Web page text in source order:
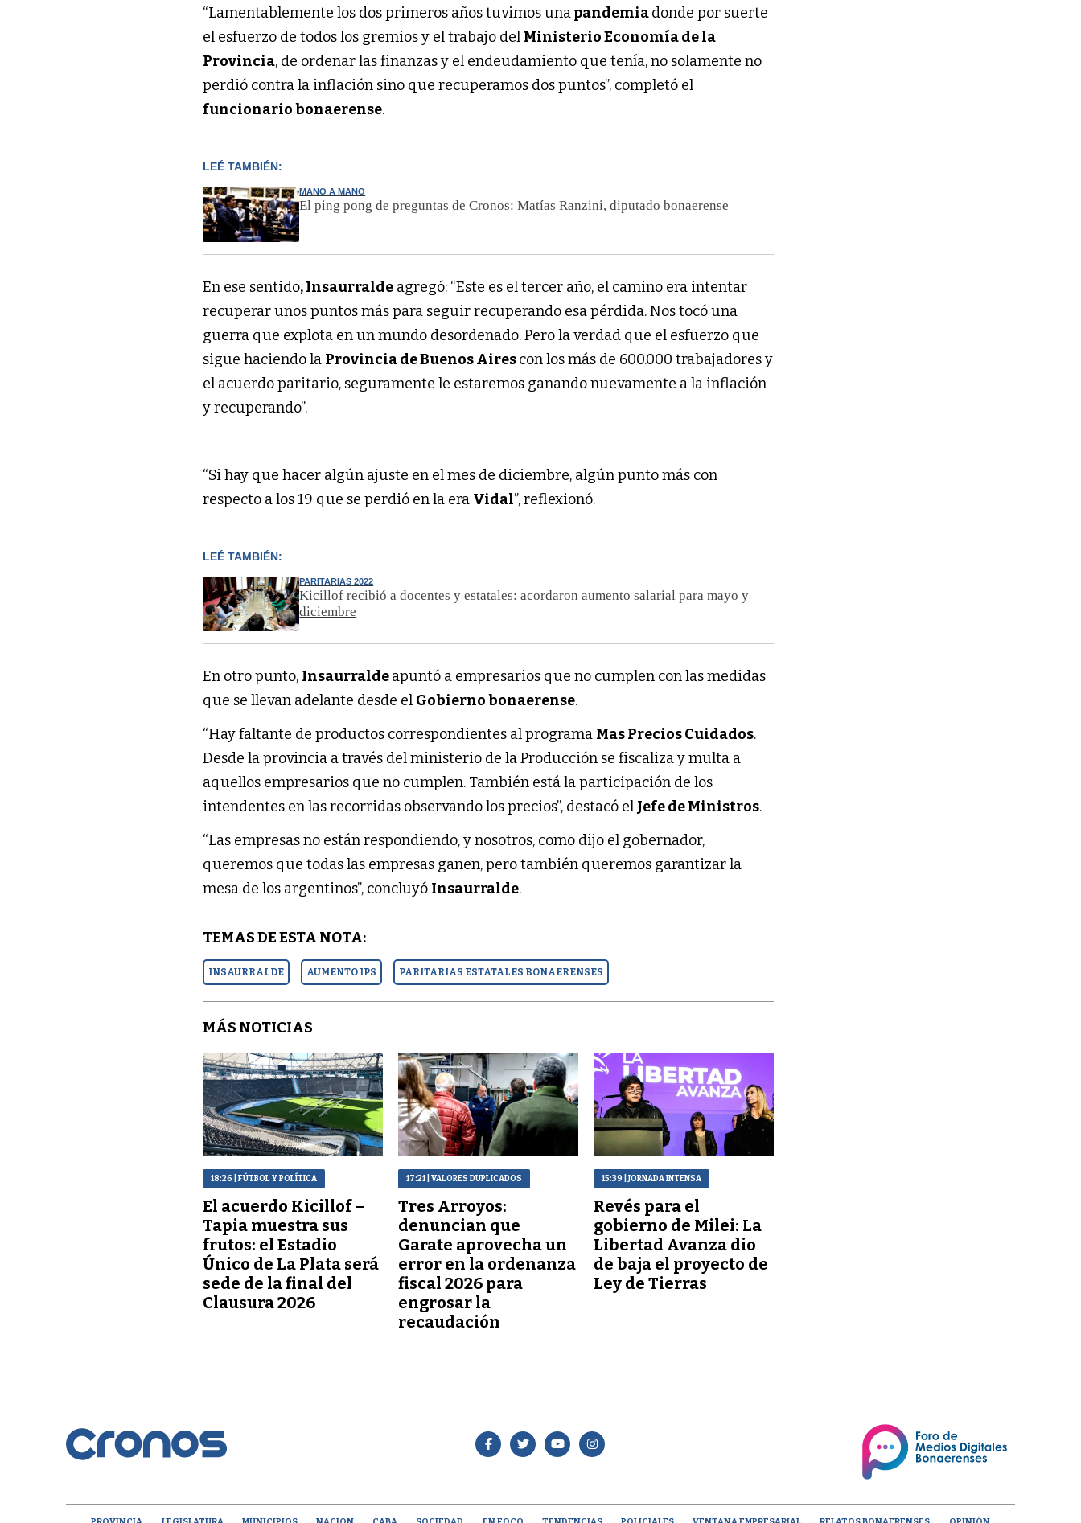
“Lamentablemente los dos primeros años tuvimos unapandemiadonde por suerte
el esfuerzo de todos los gremios y el trabajo del Ministerio Economía de la
Provincia, de ordenar las finanzas y el endeudamiento que tenía, no solamente no
perdió contra la inflación sino que recuperamos dos puntos”, completó el
funcionario bonaerense.
LEÉ TAMBIÉN:
MANO A MANO
El ping pong de preguntas de Cronos: Matías Ranzini, diputado bonaerense
En ese sentido, Insaurralde agregó: “Este es el tercer año, el camino era intentar
recuperar unos puntos más para seguir recuperando esa pérdida. Nos tocó una
guerra que explota en un mundo desordenado. Pero la verdad que el esfuerzo que
sigue haciendo la Provincia de Buenos Airescon los más de 600.000 trabajadores y
el acuerdo paritario, seguramente le estaremos ganando nuevamente a la inflación
y recuperando”.
“Si hay que hacer algún ajuste en el mes de diciembre, algún punto más con
respecto a los 19 que se perdió en la era Vidal”, reflexionó.
LEÉ TAMBIÉN:
PARITARIAS 2022
Kicillof recibió a docentes y estatales: acordaron aumento salarial para mayo y
diciembre
En otro punto, Insaurraldeapuntó a empresarios que no cumplen con las medidas
que se llevan adelante desde el Gobierno bonaerense.
“Hay faltante de productos correspondientes al programa Mas Precios Cuidados.
Desde la provincia a través del ministerio de la Producción se fiscaliza y multa a
aquellos empresarios que no cumplen. También está la participación de los
intendentes en las recorridas observando los precios”, destacó el Jefe de Ministros.
“Las empresas no están respondiendo, y nosotros, como dijo el gobernador,
queremos que todas las empresas ganen, pero también queremos garantizar la
mesa de los argentinos”, concluyó Insaurralde.
TEMAS DE ESTA NOTA:
INSAURRALDE AUMENTO IPS PARITARIAS ESTATALES BONAERENSES
MÁS NOTICIAS
18:26 | FÚTBOL Y POLÍTICA
El acuerdo Kicillof –
Tapia muestra sus
frutos: el Estadio
Único de La Plata será
sede de la final del
Clausura 2026
17:21| VALORES DUPLICADOS
Tres Arroyos:
denuncian que
Garate aprovecha un
error en la ordenanza
fiscal 2026 para
engrosar la
recaudación
15:39 | JORNADA INTENSA
Revés para el
gobierno de Milei: La
Libertad Avanza dio
de baja el proyecto de
Ley de Tierras